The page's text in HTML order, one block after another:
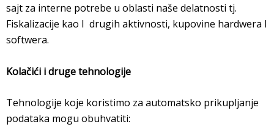
sajt za interne potrebe u oblasti naše delatnosti tj.
Fiskalizacije kao I drugih aktivnosti, kupovine hardwera I
softwera.
Kolačići i druge tehnologije
Tehnologije koje koristimo za automatsko prikupljanje
podataka mogu obuhvatiti: